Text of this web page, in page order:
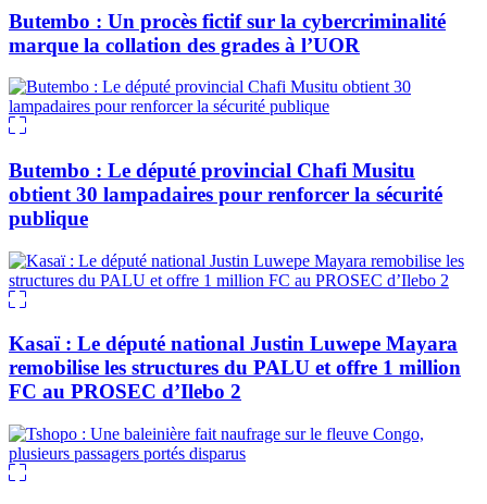
Butembo : Un procès fictif sur la cybercriminalité
marque la collation des grades à l’UOR
Butembo : Le député provincial Chafi Musitu
obtient 30 lampadaires pour renforcer la sécurité
publique
Kasaï : Le député national Justin Luwepe Mayara
remobilise les structures du PALU et offre 1 million
FC au PROSEC d’Ilebo 2